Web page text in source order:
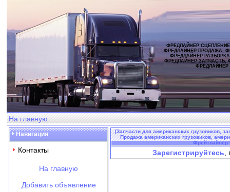
ФРЕДЛАЙНЕР
ФРЕДЛАЙНЕР ПРОДАЖА,
ФРЕДЛАЙНЕР
ФРЕДЛАЙНЕР ЗАПЧАСТЬ,
ФРЕДЛАЙНЕР
На главную
Навигация
Контакты
На главную
Добавить объявление
[Запчасти для американских грузовиков,
Продажа американских грузовиков,
Фрейтлайнер
Зарегистрируйтесь